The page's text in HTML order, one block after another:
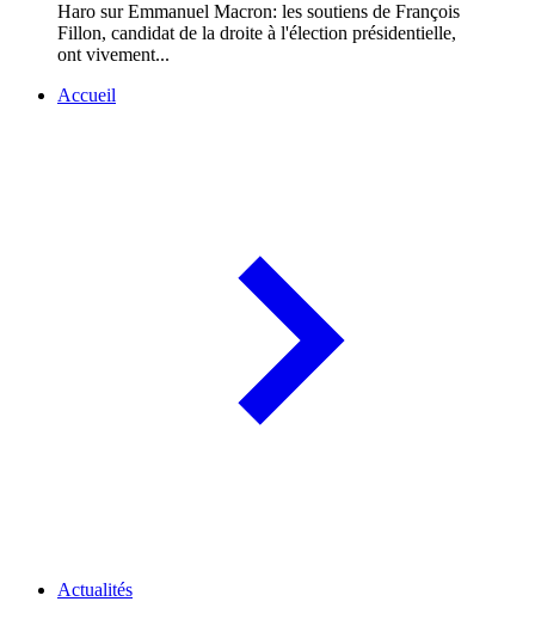
Haro sur Emmanuel Macron: les soutiens de François
Fillon, candidat de la droite à l'élection présidentielle,
ont vivement...
Accueil
Actualités